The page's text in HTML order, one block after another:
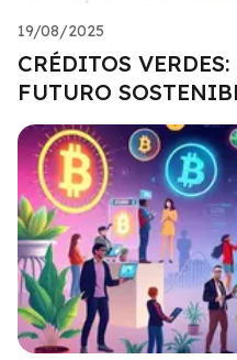
19/08/2025
CRÉDITOS
FUTURO